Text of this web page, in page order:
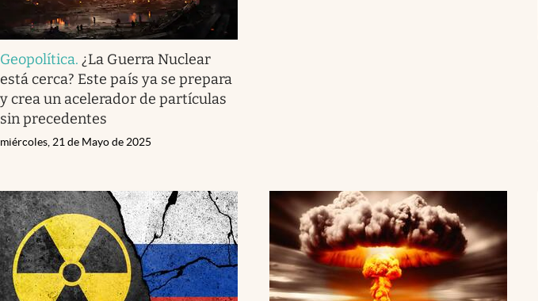
Geopolítica. ¿La Guerra Nuclear
está cerca? Este país ya se prepara
y crea un acelerador de partículas
sin precedentes
miércoles, 21 de Mayo de 2025